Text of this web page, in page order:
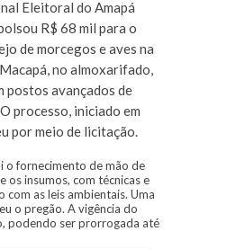
Eleitoral do Amapá
R$ 68 mil para o
de morcegos e aves na
no almoxarifado,
postos avançados de
processo, iniciado em
por meio de licitação.
o fornecimento de mão de
os insumos, com técnicas e
as leis ambientais. Uma
o pregão. A vigência do
podendo ser prorrogada até